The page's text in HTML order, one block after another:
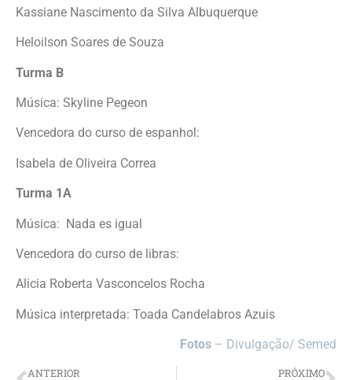
Kassiane Nascimento da Silva Albuquerque
Heloilson Soares de Souza
Turma B
Música: Skyline Pegeon
Vencedora do curso de espanhol:
Isabela de Oliveira Correa
Turma 1A
Música: Nada es igual
Vencedora do curso de libras:
Alicia Roberta Vasconcelos Rocha
Música interpretada: Toada Candelabros Azuis
Fotos – Divulgação/ Semed
ANTERIOR PRÓXIMO